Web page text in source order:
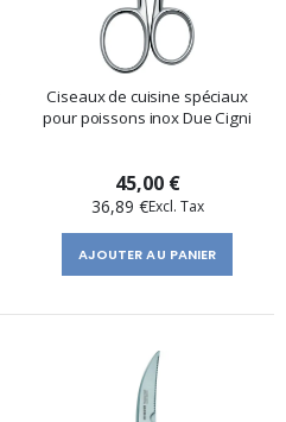
Ciseaux de cuisine spéciaux
pour poissons inox Due Cigni
45,00 €
36,89 €
AJOUTER AU PANIER